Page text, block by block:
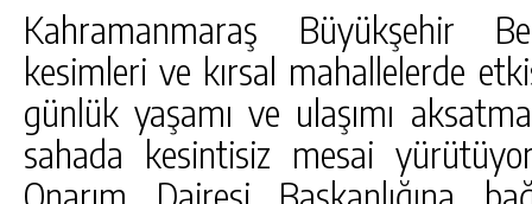
Kahramanmaraş Büyükşehir
kesimleri ve kırsal mahallelerde
günlük yaşamı ve ulaşımı
sahada kesintisiz mesai
GÜNLÜK HABER AKIŞI
GÖKSUN HAFIZLIK KIZ KUR’AN KURSU
ÖĞRENCILERINE DARENDE GEZISI.